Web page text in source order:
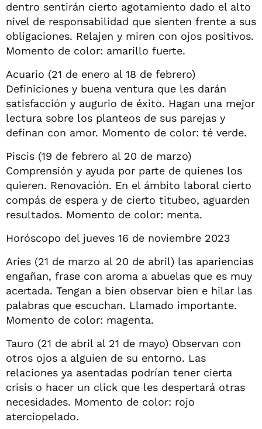
dentro sentirán cierto agotamiento dado el alto
nivel de responsabilidad que sienten frente a sus
obligaciones. Relajen y miren con ojos positivos.
Momento de color: amarillo fuerte.
Acuario (21 de enero al 18 de febrero)
Definiciones y buena ventura que les darán
satisfacción y augurio de éxito. Hagan una mejor
lectura sobre los planteos de sus parejas y
definan con amor. Momento de color: té verde.
Piscis (19 de febrero al 20 de marzo)
Comprensión y ayuda por parte de quienes los
quieren. Renovación. En el ámbito laboral cierto
compás de espera y de cierto titubeo, aguarden
resultados. Momento de color: menta.
Horóscopo del jueves 16 de noviembre 2023
Aries (21 de marzo al 20 de abril) las apariencias
engañan, frase con aroma a abuelas que es muy
acertada. Tengan a bien observar bien e hilar las
palabras que escuchan. Llamado importante.
Momento de color: magenta.
Tauro (21 de abril al 21 de mayo) Observan con
otros ojos a alguien de su entorno. Las
relaciones ya asentadas podrían tener cierta
crisis o hacer un click que les despertará otras
necesidades. Momento de color: rojo
aterciopelado.